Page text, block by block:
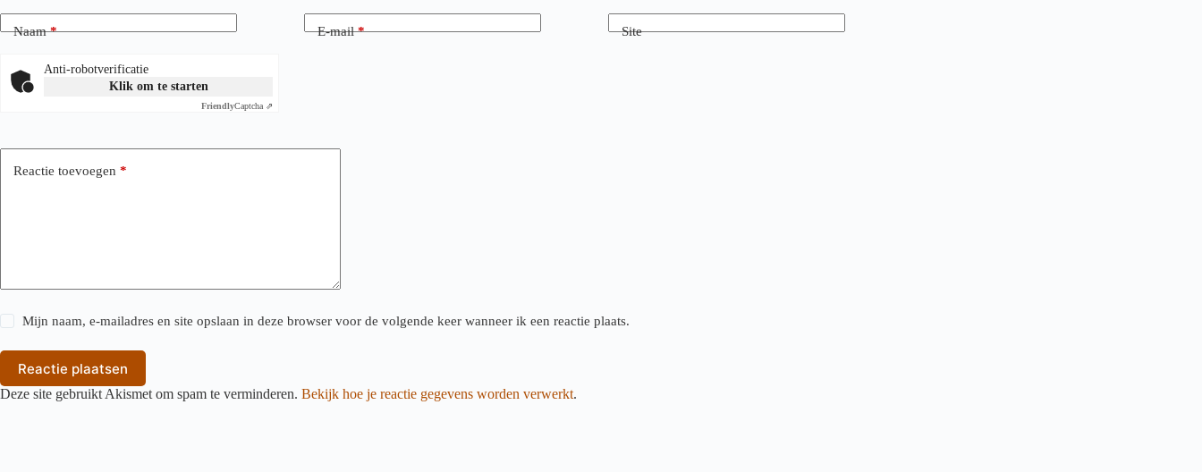
Naam* E-mail* Site
Anti-robotverificatie
Klik om te starten
FriendlyCaptcha ⇗
Reactie toevoegen *
Mijn naam, e-mailadres en site opslaan in deze browser voor de volgende keer wanneer ik een reactie plaats.
Reactie plaatsen
Deze site gebruikt Akismet om spam te verminderen. Bekijk hoe je reactie gegevens worden verwerkt.